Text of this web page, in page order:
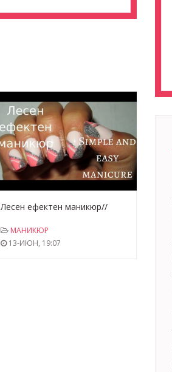
Лесен ефектен маникюр//
МАНИКЮР
13-ИЮН, 19:07